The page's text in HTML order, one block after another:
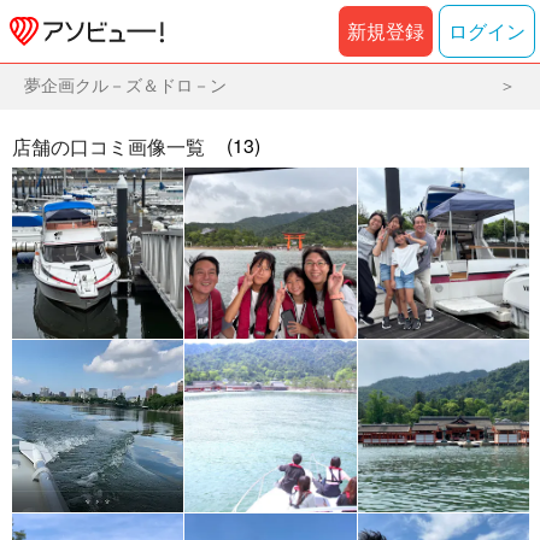
新規登録 ログイン
夢企画クル－ズ＆ドロ－ン
店舗の口コミ画像一覧 (13)